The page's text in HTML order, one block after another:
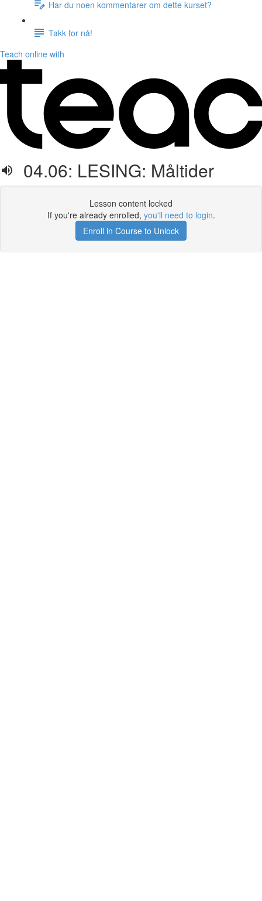
Har du noen kommentarer om dette kurset?
Takk for nå!
Teach online with
04.06: LESING: Måltider
Lesson content locked
If you're already enrolled, you'll need to login.
Enroll in Course to Unlock